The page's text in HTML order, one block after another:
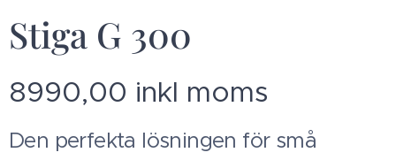
Stiga G 300
8990,00 inkl moms
Den perfekta lösningen för små